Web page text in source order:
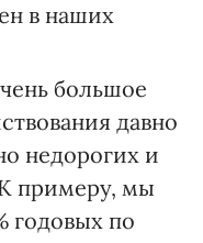
в наших
большое
давно
недорогих и
примеру, мы
годовых по